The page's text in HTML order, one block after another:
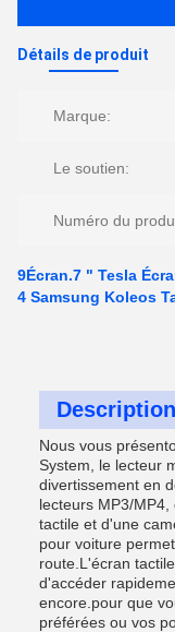
Détails de produit
Marque:
Le soutien:
Numéro du
9Écran.7 " Tesla
4 Samsung Koleos
Nous vous
System, le lecteur
divertissement en
lecteurs MP3/
tactile et d'une
pour voiture
route.L'écran
d'accéder
encore.pour que
préférées ou vos